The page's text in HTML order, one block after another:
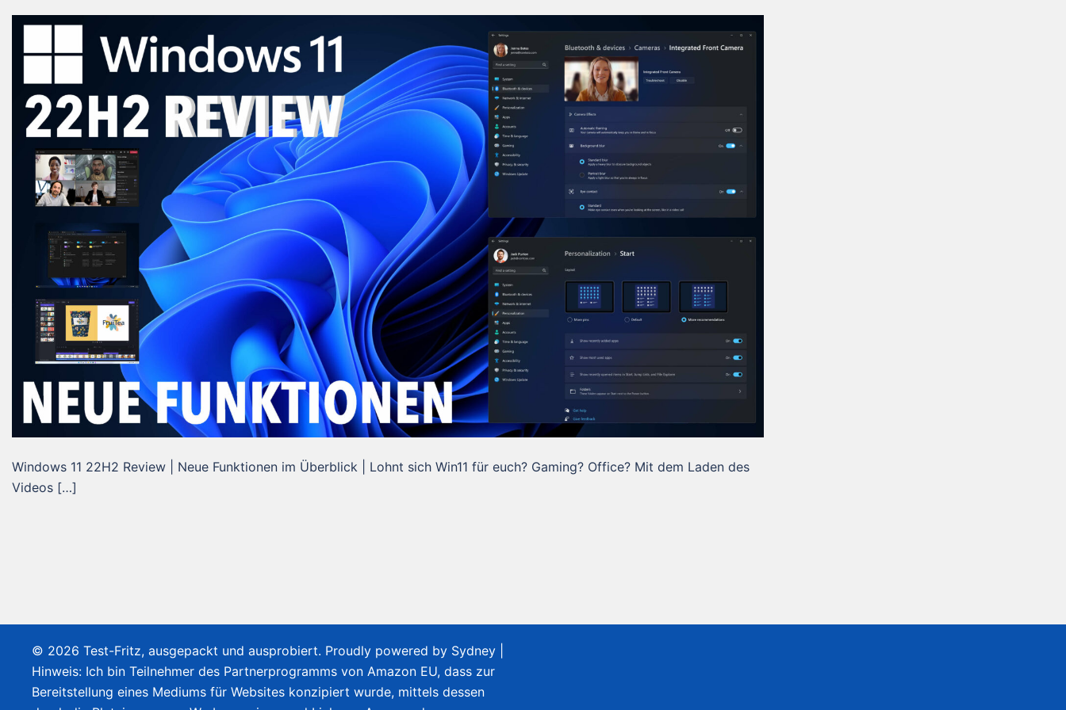
Windows 11 22H2 Review | Neue Funktionen im Überblick | Lohnt sich Win11 für euch? Gaming? Office? Mit dem Laden des
Videos […]
© 2026 Test-Fritz, ausgepackt und ausprobiert. Proudly powered by Sydney
Hinweis: Ich bin Teilnehmer des Partnerprogramms von Amazon EU, dass zur
Bereitstellung eines Mediums für Websites konzipiert wurde, mittels dessen